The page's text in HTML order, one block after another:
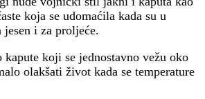
koja se udomaćila kada su u
i za proljeće.
koji se jednostavno vežu oko
olakšati život kada se temperature